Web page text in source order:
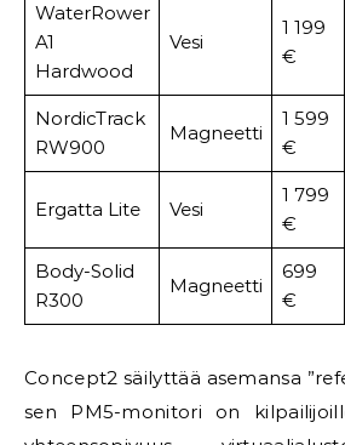
WaterRower
A1
Hardwood
Vesi
1 199
€
NordicTrack
RW900
Magneetti
1 599
€
Ergatta Lite Vesi
1 799
€
Body-Solid
R300
Magneetti
699
€
Concept2 säilyttää asemansa
sen PM5-monitori on